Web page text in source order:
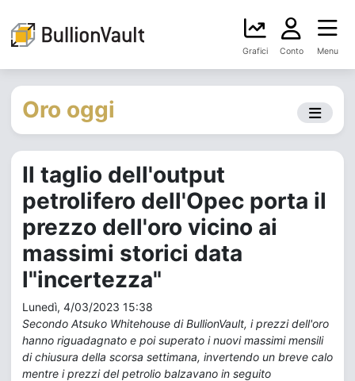
Grafici Conto Menu
Oro oggi
Il taglio dell'output
petrolifero dell'Opec porta il
prezzo dell'oro vicino ai
massimi storici data
l"incertezza"
Lunedì, 4/03/2023 15:38
Secondo Atsuko Whitehouse di BullionVault, i prezzi dell'oro
hanno riguadagnato e poi superato i nuovi massimi mensili
di chiusura della scorsa settimana, invertendo un breve calo
mentre i prezzi del petrolio balzavano in seguito